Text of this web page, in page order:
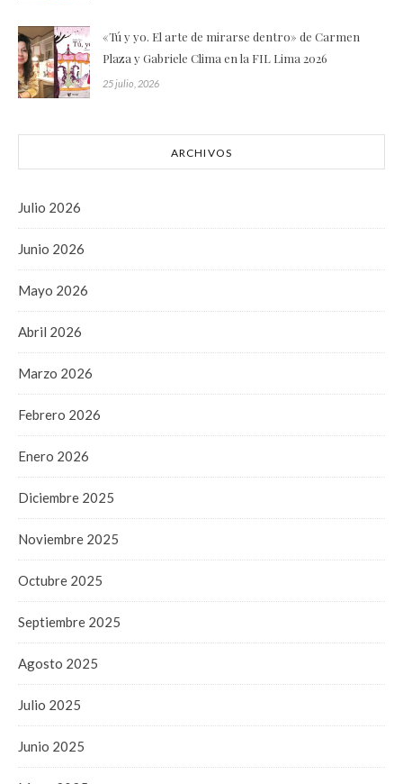
«Tú y yo. El arte de mirarse dentro» de Carmen
Plaza y Gabriele Clima en la FIL Lima 2026
25 julio, 2026
ARCHIVOS
Julio 2026
Junio 2026
Mayo 2026
Abril 2026
Marzo 2026
Febrero 2026
Enero 2026
Diciembre 2025
Noviembre 2025
Octubre 2025
Septiembre 2025
Agosto 2025
Julio 2025
Junio 2025